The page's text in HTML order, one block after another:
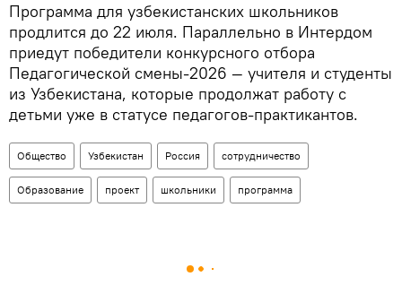
Программа для узбекистанских школьников
продлится до 22 июля. Параллельно в Интердом
приедут победители конкурсного отбора
Педагогической смены-2026 — учителя и студенты
из Узбекистана, которые продолжат работу с
детьми уже в статусе педагогов-практикантов.
Общество Узбекистан Россия сотрудничество
Образование проект школьники программа